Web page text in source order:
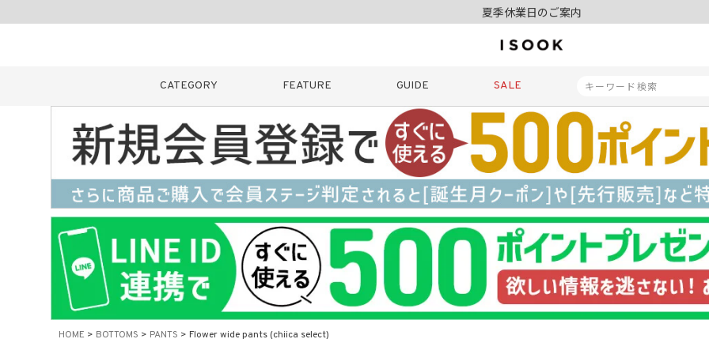
夏季休業日のご案内
10,000円以上ご購入で送料無料
夏季休業日のご案内
令和8年熊本地震の影響によるお荷物のお届けについて
CATEGORY FEATURE GUIDE SALE
キーワード 商品番号
販売タイプ
新着 再入荷
商品タイプ
ORIGINAL HIT
カラー 価格（税込）
HOME BOTTOMS PANTS Flower wide pants (chiica select)